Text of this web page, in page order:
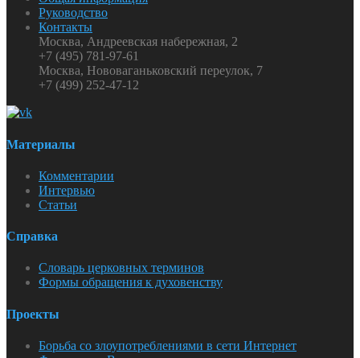
Руководство
Контакты
Москва, Андреевская набережная, 2
+7 (495) 781-97-61
Москва, Нововаганьковский переулок, 7
+7 (499) 252-47-12
Материалы
Комментарии
Интервью
Статьи
Справка
Словарь церковных терминов
Формы обращения к духовенству
Проекты
Борьба со злоупотреблениями в сети Интернет